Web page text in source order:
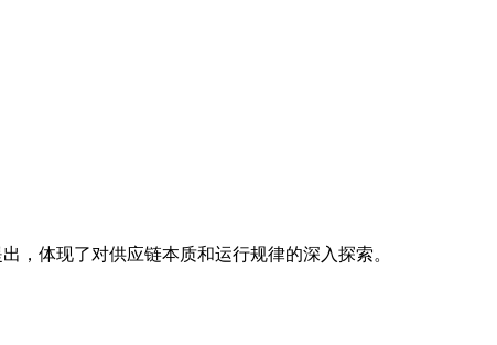
，体现了对供应链本质和运行规律的深入探索。